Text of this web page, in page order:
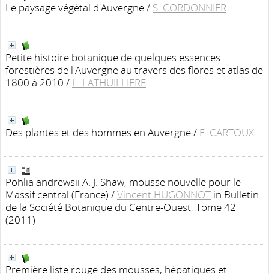
Le paysage végétal d'Auvergne/ S. CORDONNIER
Petite histoire botanique de quelques essences
forestières de l'Auvergne au travers des flores et atlas de
1800 à 2010 / L. LATHUILLIERE
Des plantes et des hommes en Auvergne/ E. CARTOUX
Pohlia andrewsii A. J. Shaw, mousse nouvelle pour le
Massif central (France) /Vincent HUGONNOT in Bulletin
de la Société Botanique du Centre-Ouest, Tome 42
(2011)
Première liste rouge des mousses, hépatiques et